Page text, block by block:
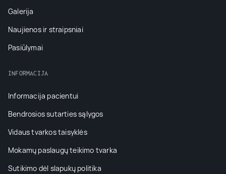
Galerija
Naujienos ir straipsniai
Pasiūlymai
INFORMACIJA
Informacija pacientui
Bendrosios sutarties sąlygos
Vidaus tvarkos taisyklės
Mokamų paslaugų teikimo tvarka
Sutikimo dėl slapukų politika